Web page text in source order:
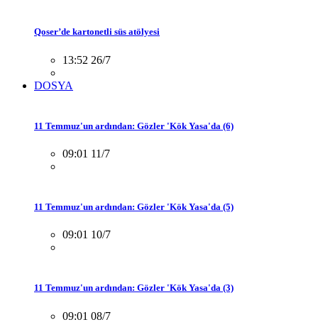
Qoser’de kartonetli süs atölyesi
13:52 26/7
DOSYA
11 Temmuz'un ardından: Gözler 'Kök Yasa'da (6)
09:01 11/7
11 Temmuz'un ardından: Gözler 'Kök Yasa'da (5)
09:01 10/7
11 Temmuz'un ardından: Gözler 'Kök Yasa'da (3)
09:01 08/7